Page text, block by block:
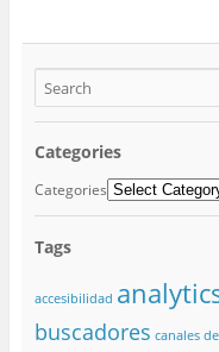
Categories
Categories
Tags
accesibilidad
buscadores canales